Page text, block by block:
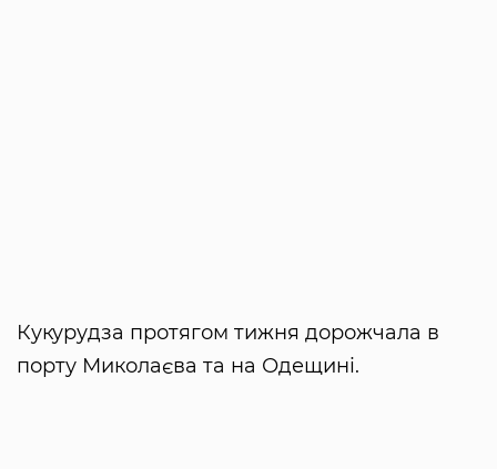
Кукурудза протягом тижня дорожчала в
порту Миколаєва та на Одещині.